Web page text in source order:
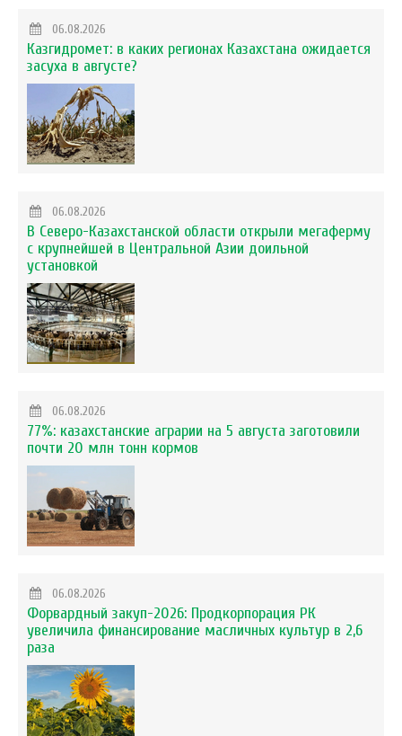
06.08.2026
Казгидромет: в каких регионах Казахстана ожидается
засуха в августе?
06.08.2026
В Северо-Казахстанской области открыли мегаферму
с крупнейшей в Центральной Азии доильной
установкой
06.08.2026
77%: казахстанские аграрии на 5 августа заготовили
почти 20 млн тонн кормов
06.08.2026
Форвардный закуп-2026: Продкорпорация РК
увеличила финансирование масличных культур в 2,6
раза